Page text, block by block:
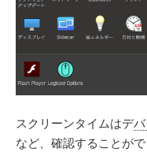
スクリーンタイムはデ
など、確認することがで